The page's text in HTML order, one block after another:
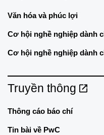
Văn hóa và phúc lợi
Cơ hội nghề nghiệp dành
Cơ hội nghề nghiệp dành
Truyền thông
Thông cáo báo chí
Tin bài về PwC